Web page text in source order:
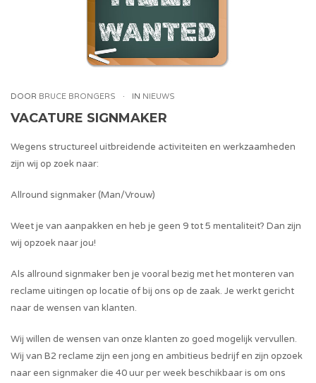
DOOR BRUCE BRONGERS IN NIEUWS
VACATURE SIGNMAKER
Wegens structureel uitbreidende activiteiten en werkzaamheden
zijn wij op zoek naar:
Allround signmaker (Man/Vrouw)
Weet je van aanpakken en heb je geen 9 tot 5 mentaliteit? Dan zijn
wij opzoek naar jou!
Als allround signmaker ben je vooral bezig met het monteren van
reclame uitingen op locatie of bij ons op de zaak. Je werkt gericht
naar de wensen van klanten.
Wij willen de wensen van onze klanten zo goed mogelijk vervullen.
Wij van B2 reclame zijn een jong en ambitieus bedrijf en zijn opzoek
naar een signmaker die 40 uur per week beschikbaar is om ons